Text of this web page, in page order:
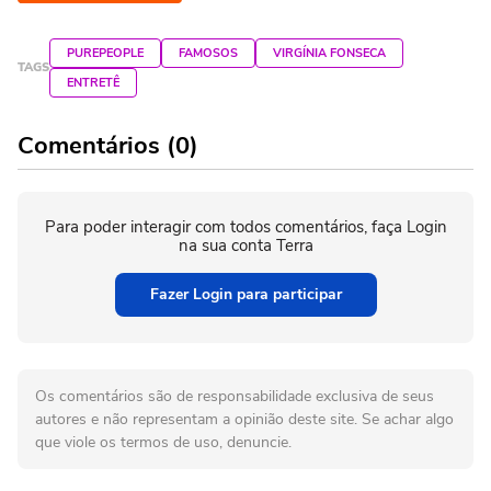
TAGS
PUREPEOPLE FAMOSOS
VIRGÍNIA FONSECA
ENTRETÊ
Comentários (0)
Para poder interagir com todos comentários, faça Login
na sua conta Terra
Fazer Login para participar
Os comentários são de responsabilidade exclusiva de seus
autores e não representam a opinião deste site. Se achar algo
que viole os termos de uso, denuncie.